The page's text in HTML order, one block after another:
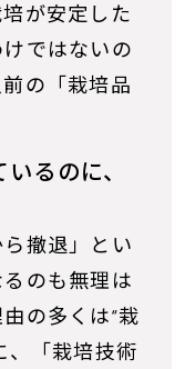
が安定した
ではないの
の「栽培品
るのに、
撤退」とい
のも無理は
の多くは“栽
、「栽培技術